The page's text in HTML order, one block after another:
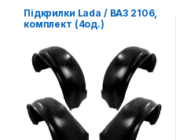
Підкрилки Lada / ВАЗ 2106,
комплект (4од.)